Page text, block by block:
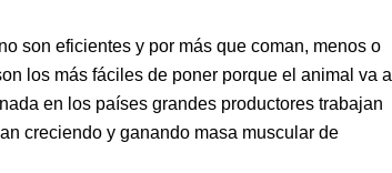
son eficientes y por más que coman, menos o
los más fáciles de poner porque el animal va a
en los países grandes productores trabajan
creciendo y ganando masa muscular de